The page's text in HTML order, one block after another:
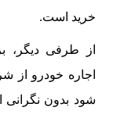
خرید است.
از طرفی دیگر،
اجاره خودرو از
شود بدون نگرانی